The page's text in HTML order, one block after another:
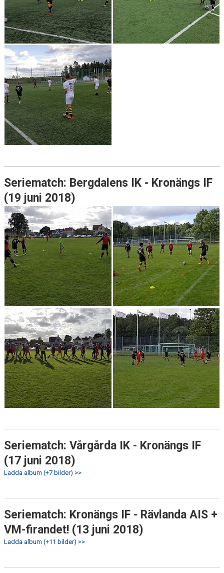
Seriematch: Bergdalens IK - Kronängs IF
(19 juni 2018)
Seriematch: Vårgårda IK - Kronängs IF
(17 juni 2018)
Ladda album (+7 bilder) >>
Seriematch: Kronängs IF - Rävlanda AIS +
VM-firandet! (13 juni 2018)
Ladda album (+11 bilder) >>